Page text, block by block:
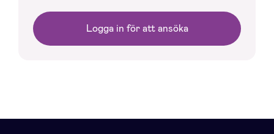
Logga in för att ansöka